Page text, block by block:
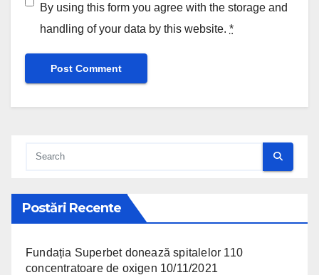
By using this form you agree with the storage and
handling of your data by this website. *
Postări Recente
Fundația Superbet donează spitalelor 110
concentratoare de oxigen 10/11/2021